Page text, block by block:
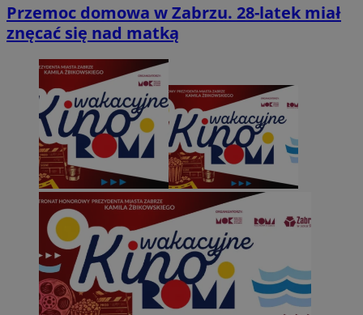
Przemoc domowa w Zabrzu. 28-latek miał
znęcać się nad matką